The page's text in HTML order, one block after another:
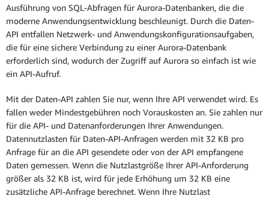
Bereitgestellte On-Demand-Instance
Bereitgestellte Reserved Instance
Unbegrenzte Datenbank
Ausführung von SQL-Abfragen für Aurora-Datenbanken, die die
moderne Anwendungsentwicklung beschleunigt. Durch die Daten-
API entfallen Netzwerk- und Anwendungskonfigurationsaufgaben,
die für eine sichere Verbindung zu einer Aurora-Datenbank
erforderlich sind, wodurch der Zugriff auf Aurora so einfach ist wie
ein API-Aufruf.
Mit der Daten-API zahlen Sie nur, wenn Ihre API verwendet wird. Es
fallen weder Mindestgebühren noch Vorauskosten an. Sie zahlen nur
für die API- und Datenanforderungen Ihrer Anwendungen.
Datennutzlasten für Daten-API-Anfragen werden mit 32 KB pro
Anfrage für an die API gesendete oder von der API empfangene
Daten gemessen. Wenn die Nutzlastgröße Ihrer API-Anforderung
größer als 32 KB ist, wird für jede Erhöhung um 32 KB eine
zusätzliche API-Anfrage berechnet. Wenn Ihre Nutzlast